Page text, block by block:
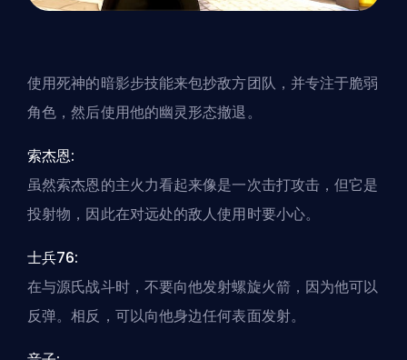
使用死神的暗影步技能来包抄敌方团队，并专注于脆弱
角色，然后使用他的幽灵形态撤退。
索杰恩:
虽然索杰恩的主火力看起来像是一次击打攻击，但它是
投射物，因此在对远处的敌人使用时要小心。
士兵76:
在与源氏战斗时，不要向他发射螺旋火箭，因为他可以
反弹。相反，可以向他身边任何表面发射。